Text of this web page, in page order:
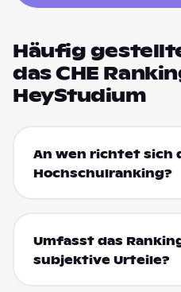
Häufig
das CHE
HeyStudium
An wen richtet sich
Hochschulranking?
Umfasst das
subjektive Urteile?